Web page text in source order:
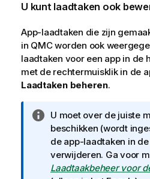
U kunt laadtaken ook
App-laadtaken die zijn
in QMCworden ook
laadtaken voor een app in de
met de rechtermuisklik in de
Laadtaken beheren.
I
n
f
o
r
U moet over de juiste
beschikken (wordt
de app-laadtaken in
verwijderen. Ga voor
Laadtaakbeheer voor